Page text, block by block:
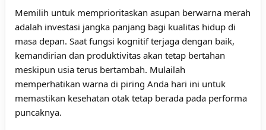
Memilih untuk memprioritaskan asupan berwarna merah
adalah investasi jangka panjang bagi kualitas hidup di
masa depan. Saat fungsi kognitif terjaga dengan baik,
kemandirian dan produktivitas akan tetap bertahan
meskipun usia terus bertambah. Mulailah
memperhatikan warna di piring Anda hari ini untuk
memastikan kesehatan otak tetap berada pada performa
puncaknya.